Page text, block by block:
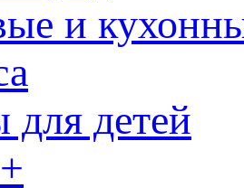
и
для детей